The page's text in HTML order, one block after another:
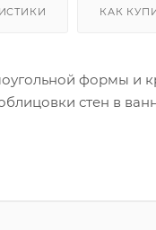
КАК
формы и
стен в